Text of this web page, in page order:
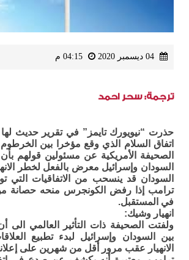
ترجمة: سحر احمد
حذرت “نيويورك تايمز” في تقرير حديث لها
اتفاق السلام الذي وقع مؤخرا بين
الصحيفة الأمريكية عن مسئولين قولهم بأن
السودان وإسرائيل معرض بالفعل لخطر
السودان قد ينسحب من الاتفاقيات التي
ترامب إذا رفض الكونجرس منحه حصانة
في المستقبل.
انهيار وشيك:
ولفتت الصحيفة ذات التأثير العالمي الى أن
بين السودان وإسرائيل لبدء تطبيع
الانهيار عقب مرور أقل من شهرين على